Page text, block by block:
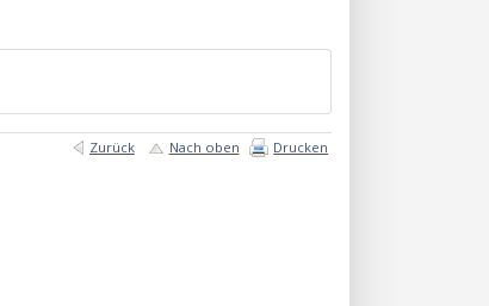
Zurück Nach oben Drucken